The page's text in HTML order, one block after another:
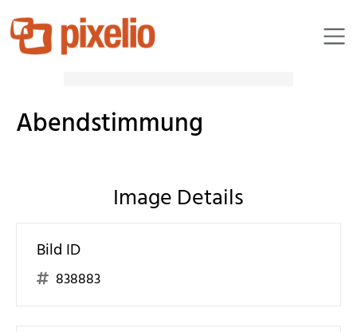
BettinaF
Abendstimmung
Image Details
Bild ID
838883